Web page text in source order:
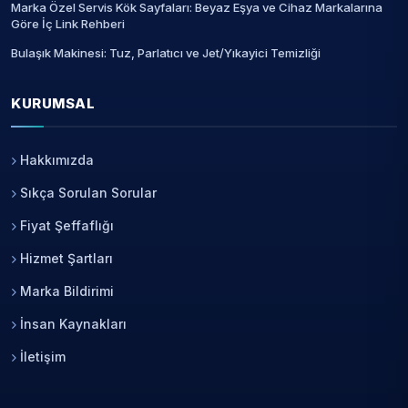
Marka Özel Servis Kök Sayfaları: Beyaz Eşya ve Cihaz Markalarına
Göre İç Link Rehberi
Bulaşık Makinesi: Tuz, Parlatıcı ve Jet/Yıkayici Temizliği
KURUMSAL
Hakkımızda
Sıkça Sorulan Sorular
Fiyat Şeffaflığı
Hizmet Şartları
Marka Bildirimi
İnsan Kaynakları
İletişim